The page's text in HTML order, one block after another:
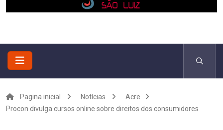
Pagina inicial Notícias
Acre
Procon divulga cursos online sobre direitos dos consumidores